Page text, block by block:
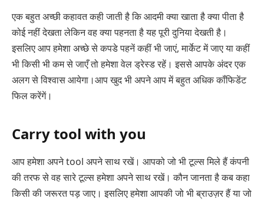
एक बहुत अच्छी कहावत कही जाती है कि आदमी क्या खाता है क्या पीता है
कोई नहीं देखता लेकिन वह क्या पहनता है यह पूरी दुनिया देखती है।
इसलिए आप हमेशा अच्छे से कपडे पहनें कहीं भी जाएं, मार्केट में जाए या कहीं
भी किसी भी कम से जाएँ तो हमेशा वेल ड्रेस्ड रहें। इससे आपके अंदर एक
अलग से विश्वास आयेगा।आप खुद भी अपने आप में बहुत अधिक कॉंफिडेंट
फिल करेंगें।
Carry tool with you
आप हमेशा अपने tool अपने साथ रखें। आपको जो भी टूल्स मिले हैं कंपनी
की तरफ से वह सारे टूल्स हमेशा अपने साथ रखें। कौन जानता है कब कहा
किसी की जरूरत पड़ जाए। इसलिए हमेशा आपकी जो भी ब्राउज़र हैं या जो